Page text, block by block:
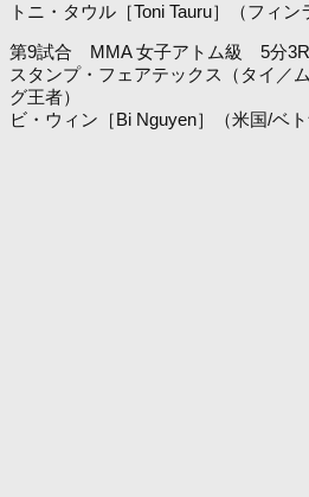
トニ・タウル［Toni Tauru］（フィン
第9試合 MMA 女子アトム級 5分3R
スタンプ・フェアテックス（タイ／
グ王者）
ビ・ウィン［Bi Nguyen］（米国/ベト